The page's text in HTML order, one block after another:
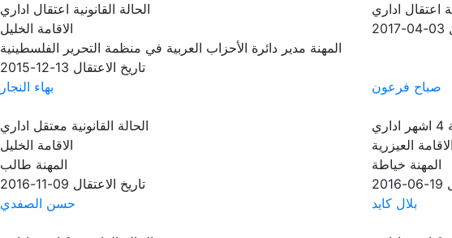
اعتقال اداري
03-04-2017
الحالة القانونية اعتقال اداري
الاقامة الخليل
المهنة مدير دائرة الأحزاب العربية في منظمة التحرير الفلسطينية
تاريخ الاعتقال 13-12-2015
صباح فرعون
4 اشهر اداري
الاقامة العيزرية
المهنة خياطة
19-06-2016
بهاء النجار
الحالة القانونية معتقل اداري
الاقامة الخليل
المهنة طالب
تاريخ الاعتقال 09-11-2016
بلال كايد حسن الصفدي